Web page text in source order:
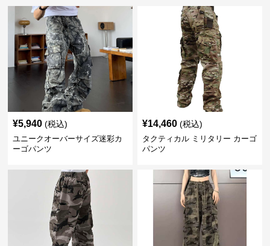
¥5,940 (税込)
ユニークオーバーサイズ迷彩カ
ーゴパンツ
¥14,460 (税込)
タクティカル ミリタリー カーゴ
パンツ